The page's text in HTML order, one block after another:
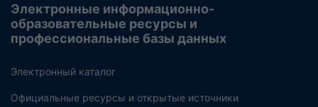
Электронные информационно-
образовательные ресурсы и
профессиональные базы данных
Электронный каталог
Официальные ресурсы и открытые источники